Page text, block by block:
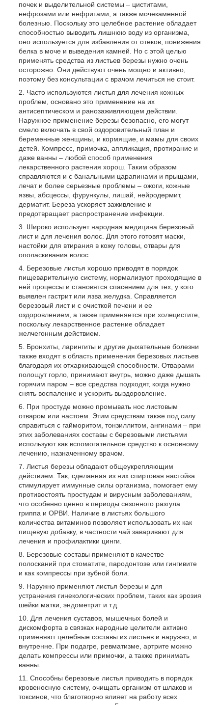
почек и выделительной системы – циститами,
нефрозами или нефритами, а также мочекаменной
болезнью. Поскольку это целебное растение обладает
способностью выводить лишнюю воду из организма,
оно используется для избавления от отеков, понижения
белка в моче и выведения камней. Но с этой целью
применять средства из листьев березы нужно очень
осторожно. Они действуют очень мощно и активно,
поэтому без консультации с врачом лечиться не стоит.
Часто используются листья для лечения кожных
проблем, основано это применение на их
антисептическом и ранозаживляющем действии.
Наружное применение березы безопасно, его могут
смело включать в свой оздоровительный план и
беременные женщины, и кормящие, и мамы для своих
детей. Компресс, примочка, аппликация, протирание и
даже ванны – любой способ применения
лекарственного растения хорош. Таким образом
справляются и с банальными царапинами и прыщами,
лечат и более серьезные проблемы – ожоги, кожные
язвы, абсцессы, фурункулы, лишай, нейродермит,
дерматит. Береза ускоряет заживление и
предотвращает распространение инфекции.
Широко использует народная медицина березовый
лист и для лечения волос. Для этого готовят маски,
настойки для втирания в кожу головы, отвары для
ополаскивания волос.
Березовые листья хорошо приводят в порядок
пищеварительную систему, нормализуют проходящие в
ней процессы и становятся спасением для тех, у кого
выявлен гастрит или язва желудка. Справляется
березовый лист и с очисткой печени и ее
оздоровлением, а также применяется при холецистите,
поскольку лекарственное растение обладает
желчегонным действием.
Бронхиты, ларингиты и другие дыхательные болезни
также входят в область применения березовых листьев
благодаря их отхаркивающей способности. Отварами
полощут горло, принимают внутрь, можно даже дышать
горячим паром – все средства подходят, когда нужно
снять воспаление и ускорить выздоровление.
При простуде можно промывать нос листовым
отваром или настоем. Этим средствам также под силу
справиться с гайморитом, тонзиллитом, ангинами – при
этих заболеваниях составы с березовыми листьями
используют как вспомогательное средство к основному
лечению, назначенному врачом.
Листья березы обладают общеукрепляющим
действием. Так, сделанная из них спиртовая настойка
стимулирует иммунные силы организма, помогает ему
противостоять простудам и вирусным заболеваниям,
что особенно ценно в периоды сезонного разгула
гриппа и ОРВИ. Наличие в листьях большого
количества витаминов позволяет использовать их как
пищевую добавку, в частности чай заваривают для
лечения и профилактики цинги.
Березовые составы применяют в качестве
полосканий при стоматите, пародонтозе или гингивите
и как компрессы при зубной боли.
Наружно применяют листья березы и для
устранения гинекологических проблем, таких как эрозия
шейки матки, эндометрит и т.д.
Для лечения суставов, мышечных болей и
дискомфорта в связках народные целители активно
применяют целебные составы из листьев и наружно, и
внутренне. При подагре, ревматизме, артрите можно
делать компрессы или примочки, а также принимать
ванны.
Способны березовые листья приводить в порядок
кровеносную систему, очищать организм от шлаков и
токсинов, что благотворно влияет на работу всех